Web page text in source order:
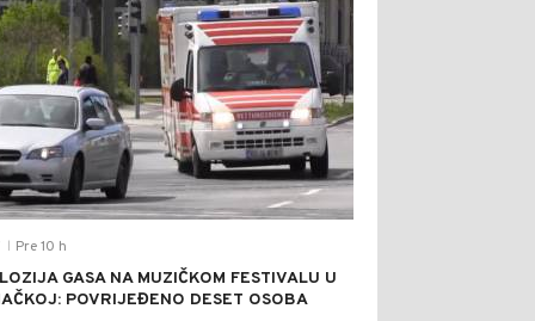
Pre 10 h
GASA NA MUZIČKOM FESTIVALU U
POVRIJEĐENO DESET OSOBA